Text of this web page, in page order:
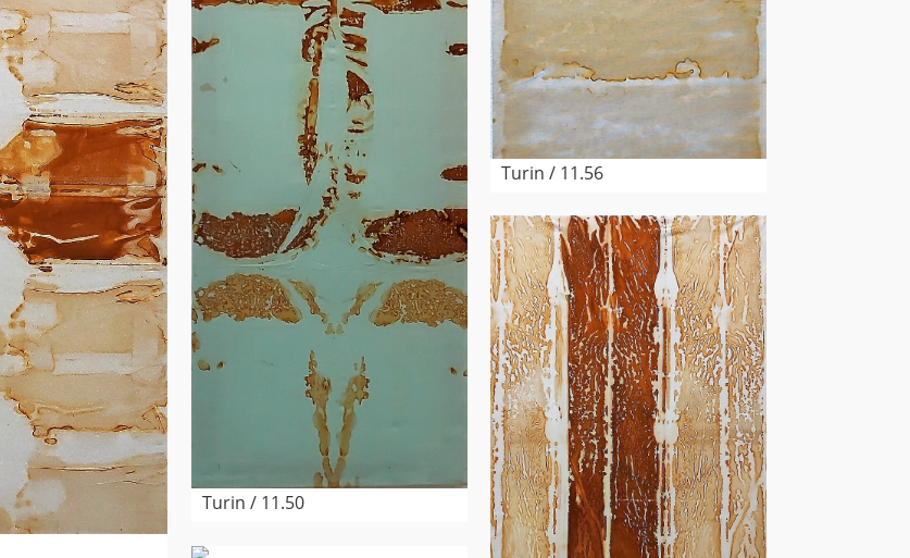
Turin / 11.56
Turin / 11.50